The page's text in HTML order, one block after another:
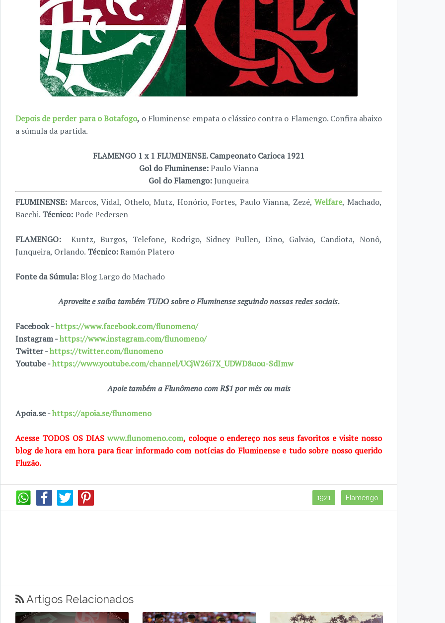
Depois de perder para o Botafogo, o Fluminense empata o clássico contra o Flamengo. Confira abaixo
a súmula da partida.
FLAMENGO 1 x 1 FLUMINENSE. Campeonato Carioca 1921
Gol do Fluminense:Paulo Vianna
Gol do Flamengo:Junqueira
FLUMINENSE: Marcos, Vidal, Othelo, Mutz, Honório, Fortes, Paulo Vianna, Zezé,Welfare, Machado,
Bacchi. Técnico:Pode Pedersen
FLAMENGO: Kuntz, Burgos, Telefone, Rodrigo, Sidney Pullen, Dino, Galvão, Candiota, Nonô,
Junqueira, Orlando. Técnico:Ramón Platero
Fonte da Súmula:Blog Largo do Machado
Aproveite e saiba também TUDO sobre o Fluminense seguindo nossas redes sociais.
Facebook -https://www.facebook.com/flunomeno/
Instagram -https://www.instagram.com/flunomeno/
Twitter -https://twitter.com/flunomeno
Youtube -https://www.youtube.com/channel/UCjW26i7X_UDWD8uou-SdImw
Apoie também a Flunômeno com R$1 por mês ou mais
Apoia.se -https://apoia.se/flunomeno
Acesse TODOS OS DIAS www.flunomeno.com, coloque o endereço nos seus favoritos e visite nosso
blog de hora em hora para ficar informado com notícias do Fluminense e tudo sobre nosso querido
Fluzão.
1921 Flamengo
Artigos Relacionados